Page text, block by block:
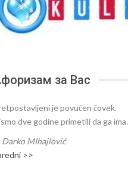
за Вас
je povučen čovek.
dve godine primetili da ga ima.
Darko MIhajlović
>>